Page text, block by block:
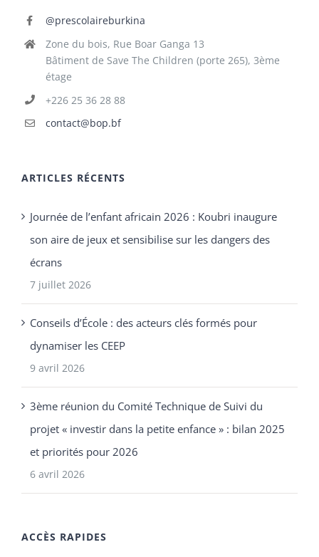
@prescolaireburkina
Zone du bois, Rue Boar Ganga 13
Bâtiment de Save The Children (porte 265), 3ème
étage
+226 25 36 28 88
contact@bop.bf
ARTICLES RÉCENTS
Journée de l’enfant africain 2026 : Koubri inaugure
son aire de jeux et sensibilise sur les dangers des
écrans
7 juillet 2026
Conseils d’École : des acteurs clés formés pour
dynamiser les CEEP
9 avril 2026
3ème réunion du Comité Technique de Suivi du
projet « investir dans la petite enfance » : bilan 2025
et priorités pour 2026
6 avril 2026
ACCÈS RAPIDES